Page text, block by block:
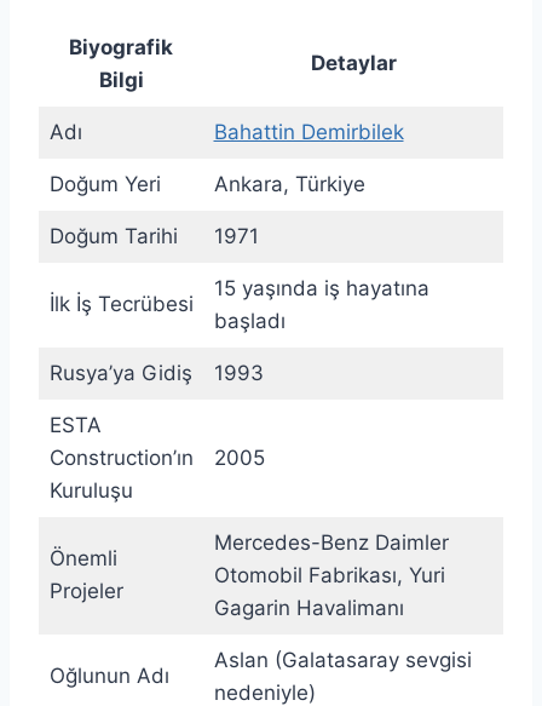
Biyografik
Bilgi
Detaylar
Adı Bahattin Demirbilek
Doğum Yeri Ankara, Türkiye
Doğum Tarihi 1971
İlk İş Tecrübesi
15 yaşında iş hayatına
başladı
Rusya’ya Gidiş 1993
ESTA
Construction’ın
Kuruluşu
2005
Önemli
Projeler
Mercedes-Benz Daimler
Otomobil Fabrikası, Yuri
Gagarin Havalimanı
Oğlunun Adı
Aslan (Galatasaray sevgisi
nedeniyle)